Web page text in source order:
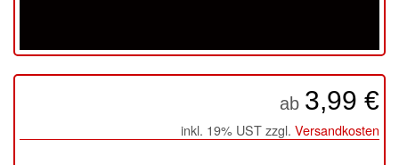
ab 3,99 €
inkl. 19% UST zzgl. Versandkosten